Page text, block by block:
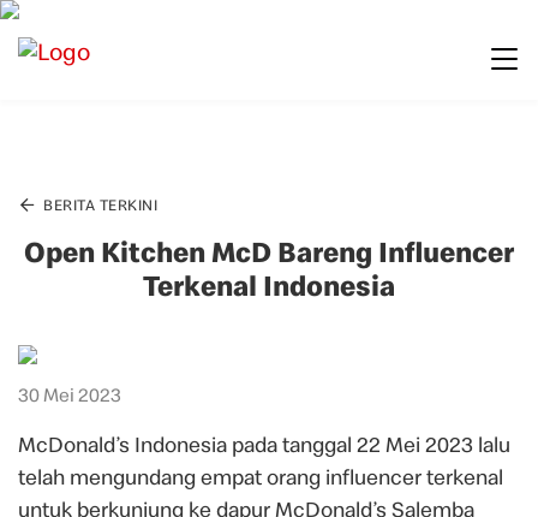
BERITA TERKINI
Open Kitchen McD Bareng Influencer
Terkenal Indonesia
30 Mei 2023
McDonald’s Indonesia pada tanggal 22 Mei 2023 lalu
telah mengundang empat orang influencer terkenal
untuk berkunjung ke dapur McDonald’s Salemba